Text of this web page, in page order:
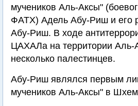
мучеников Аль-Аксы"
ФАТХ) Адель Абу-Риш и его
Абу-Риш. В ходе
ЦАХАЛа на территории
несколько палестинцев.
Абу-Риш являлся первым
мучеников Аль-Аксы" в